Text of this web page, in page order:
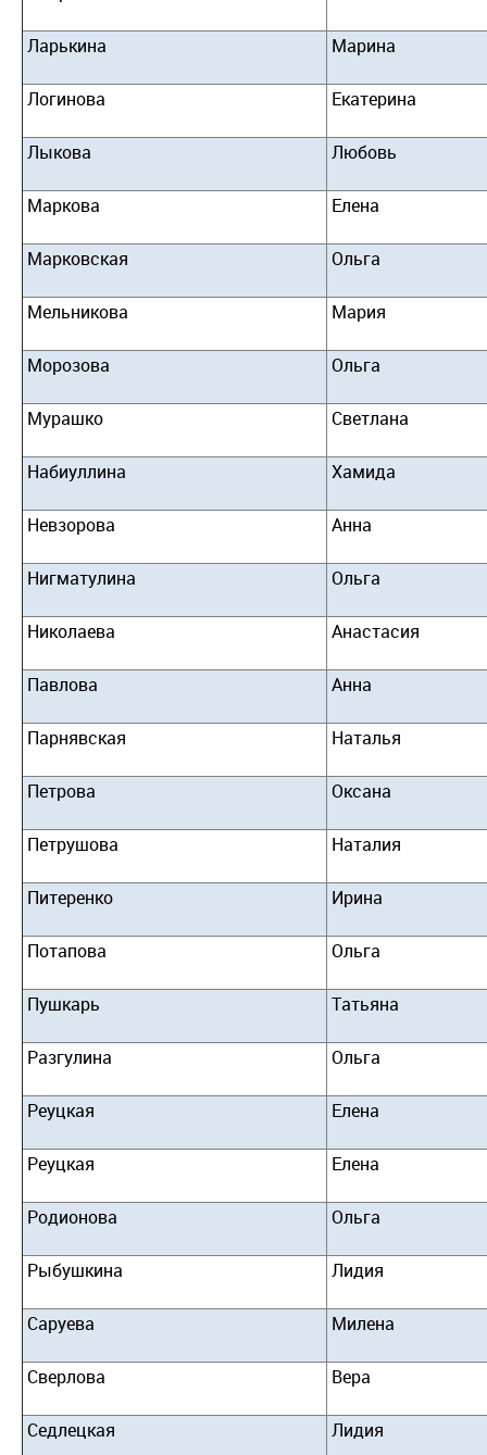
Ларькина Марина
Логинова Екатерина
Лыкова Любовь
Маркова Елена
Марковская Ольга
Мельникова Мария
Морозова Ольга
Мурашко Светлана
Набиуллина Хамида
Невзорова Анна
Нигматулина Ольга
Николаева Анастасия
Павлова Анна
Парнявская Наталья
Петрова Оксана
Петрушова Наталия
Питеренко Ирина
Потапова Ольга
Пушкарь Татьяна
Разгулина Ольга
Реуцкая Елена
Реуцкая Елена
Родионова Ольга
Рыбушкина Лидия
Саруева Милена
Сверлова Вера
Седлецкая Лидия